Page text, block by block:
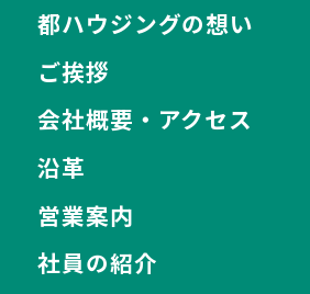
都ハウジングの想い
ご挨拶
会社概要・アクセス
沿革
営業案内
社員の紹介